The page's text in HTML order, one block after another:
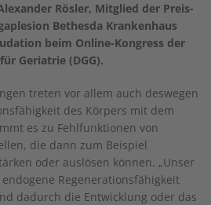
Rösler, Mitglied der Preis-
Bethesda Krankenhaus
beim Online-Kongress der
Geriatrie (DGG).
treten vor allem auch deswegen
des Körpers mit dem
es zu Fehlfunktionen von
die dann zum Beispiel
oder auslösen können. „Unser
Regenerationsfähigkeit
dadurch die Entwicklung oder das